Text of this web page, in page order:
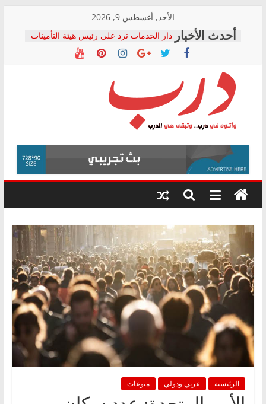
content
الأحد, أغسطس 9, 2026
دار الخدمات ترد على رئيس هيئة التأمينات
بعد مؤتمره الصحفي: إنكار الأزمة لا ينهي
معاناة أصحاب المعاشات.. ونطالب بكشف
فرحات سليمان يكتب: القطاع الصحي إلى
أين؟
حزب التحالف الشعبي يطلق لجنة “الحق
في الصحة” بالإسكندرية لرصد الانتهاكات
ودعم المرضى
الوزاري لمدينة الصحفيين.. وانتهاء أعمال
إنشاء المبنى الإداري
المجلس القومي لحقوق الإنسان يعلن
متابعة قضية الدكتور محمد زهران.. ويؤكد:
قرينة البراءة وضمانات المحاكمة العادلة
درب
وأتوه
درب..
وتبقى
هي
الرئيسية عربي ودولي منوعات